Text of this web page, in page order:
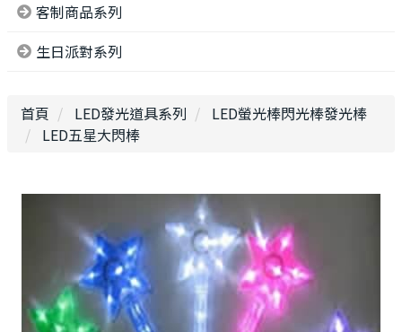
客制商品系列
生日派對系列
首頁 LED發光道具系列
LED螢光棒閃光棒發光棒
LED五星大閃棒